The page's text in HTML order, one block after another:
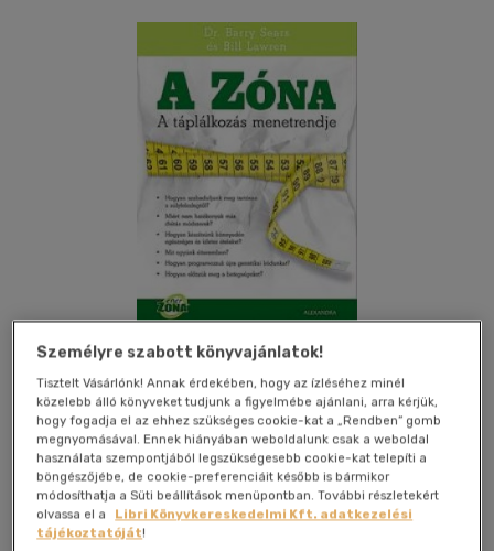
Kívánságlistához adom Megosztom
Alexandra Kiadó |2013|magyar nyelvű| puhatáblás,
ragasztókötött| 280 oldal
Személyre szabott könyvajánlatok!
Tisztelt Vásárlónk! Annak érdekében, hogy az ízléséhez minél
közelebb álló könyveket tudjunk a figyelmébe ajánlani, arra kérjük,
hogy fogadja el az ehhez szükséges cookie-kat a „Rendben” gomb
megnyomásával. Ennek hiányában weboldalunk csak a weboldal
használata szempontjából legszükségesebb cookie-kat telepíti a
böngészőjébe, de cookie-preferenciáit később is bármikor
módosíthatja a Süti beállítások menüpontban. További részletekért
olvassa el a
Libri Könyvkereskedelmi Kft. adatkezelési
tájékoztatóját!